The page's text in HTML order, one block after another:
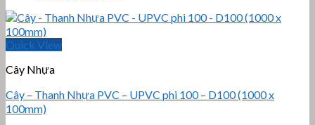
Quick View
Cây Nhựa
Cây – Thanh Nhựa PVC – UPVC phi 100 – D100 (1000 x
100mm)